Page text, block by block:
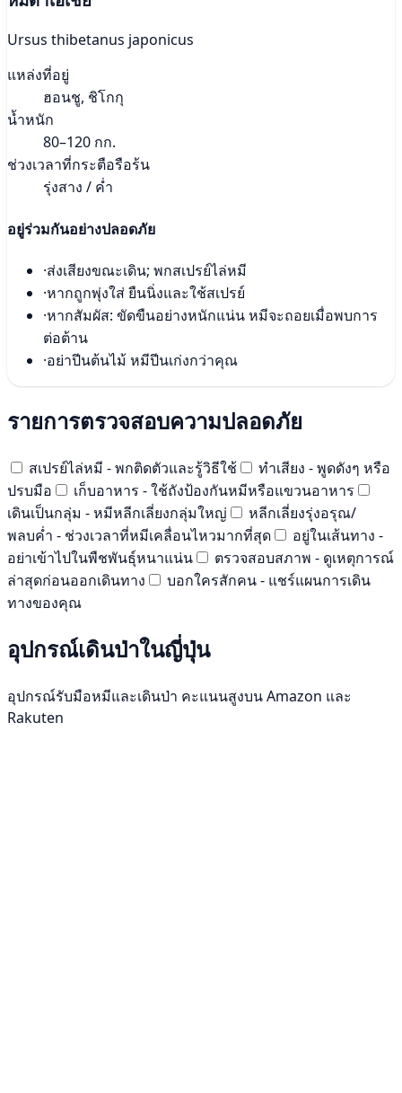
Ursus thibetanus japonicus
แหล่งที่อยู่
ฮอนชู, ชิโกกุ
น้ำหนัก
80–120 กก.
ช่วงเวลาที่กระตือรือร้น
รุ่งสาง / ค่ำ
อยู่ร่วมกันอย่างปลอดภัย
·ส่งเสียงขณะเดิน; พกสเปรย์ไล่หมี
·หากถูกพุ่งใส่ ยืนนิ่งและใช้สเปรย์
·หากสัมผัส: ขัดขืนอย่างหนักแน่น หมีจะถอยเมื่อพบการ
ต่อต้าน
·อย่าปีนต้นไม้ หมีปีนเก่งกว่าคุณ
รายการตรวจสอบความปลอดภัย
สเปรย์ไล่หมี - พกติดตัวและรู้วิธีใช้
ทำเสียง - พูดดังๆ หรือ
ปรบมือ
เก็บอาหาร - ใช้ถังป้องกันหมีหรือแขวนอาหาร
เดินเป็นกลุ่ม - หมีหลีกเลี่ยงกลุ่มใหญ่
หลีกเลี่ยงรุ่งอรุณ/
พลบค่ำ - ช่วงเวลาที่หมีเคลื่อนไหวมากที่สุด
อยู่ในเส้นทาง -
อย่าเข้าไปในพืชพันธุ์หนาแน่น
ตรวจสอบสภาพ - ดูเหตุการณ์
ล่าสุดก่อนออกเดินทาง
บอกใครสักคน - แชร์แผนการเดิน
ทางของคุณ
อุปกรณ์เดินป่าในญี่ปุ่น
อุปกรณ์รับมือหมีและเดินป่า คะแนนสูงบน Amazon และ
Rakuten